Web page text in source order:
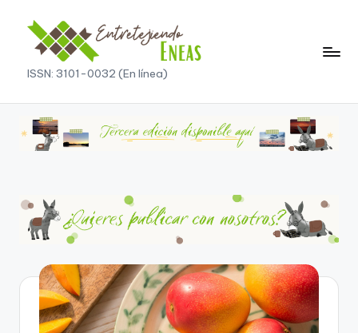
ISSN: 3101-0032 (En línea)